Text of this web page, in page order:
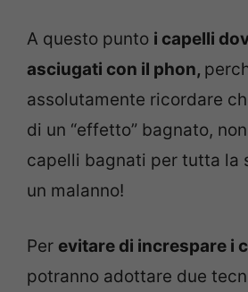
A questo punto i capelli
asciugati con il phon,
assolutamente ricordare
di un “effetto” bagnato,
capelli bagnati per tutta la
un malanno!
Per evitare di increspare i
potranno adottare due